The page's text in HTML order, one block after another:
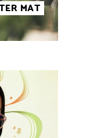
MAT